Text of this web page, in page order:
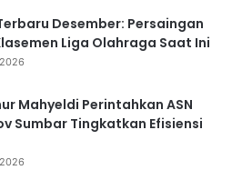
Desember: Persaingan
Liga Olahraga Saat Ini
Mahyeldi Perintahkan ASN
Sumbar Tingkatkan Efisiensi